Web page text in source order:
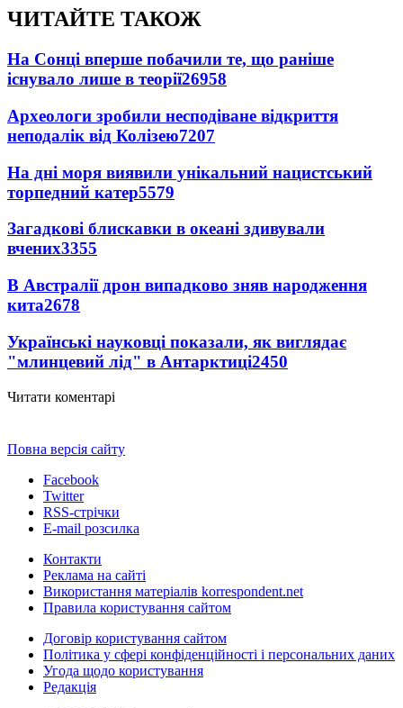
ЧИТАЙТЕ ТАКОЖ
На Сонці вперше побачили те, що раніше
існувало лише в теорії26958
Археологи зробили несподіване відкриття
неподалік від Колізею7207
На дні моря виявили унікальний нацистський
торпедний катер5579
Загадкові блискавки в океані здивували
вчених3355
В Австралії дрон випадково зняв народження
кита2678
Українські науковці показали, як виглядає
"млинцевий лід" в Антарктиці2450
Читати коментарі
Повна версія сайту
Facebook
Twitter
RSS-стрічки
E-mail розсилка
Контакти
Реклама на сайті
Використання матеріалів korrespondent.net
Правила користування сайтом
Договір користування сайтом
Політика у сфері конфіденційності і персональних даних
Угода щодо користування
Редакція